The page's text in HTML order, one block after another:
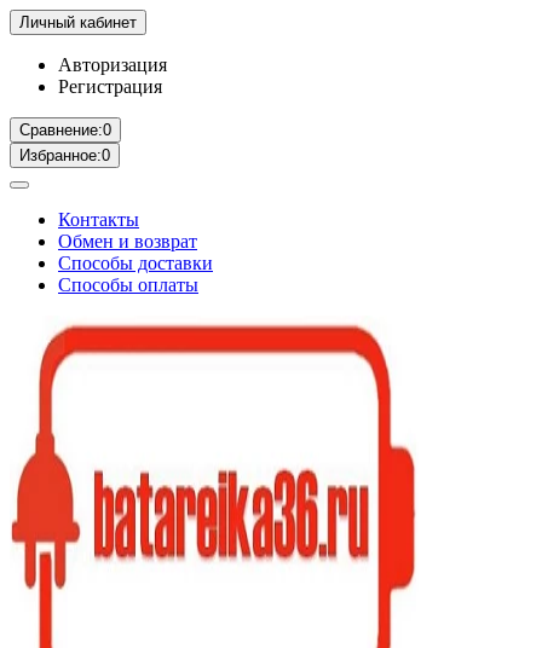
Личный кабинет
Авторизация
Регистрация
Сравнение:0
Избранное:0
Контакты
Обмен и возврат
Способы доставки
Способы оплаты